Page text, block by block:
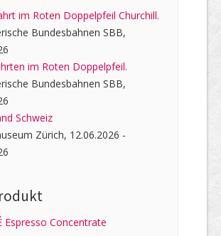
im Roten Doppelpfeil Churchill.
Bundesbahnen SBB,
im Roten Doppelpfeil.
Bundesbahnen SBB,
Schweiz
Zürich, 12.06.2026 -
Espresso Concentrate